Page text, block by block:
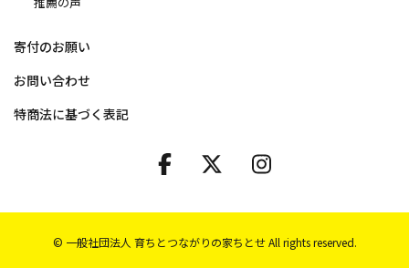
寄付のお願い
お問い合わせ
特商法に基づく表記
© 一般社団法人 育ちとつながりの家ちとせ All rights reserved.